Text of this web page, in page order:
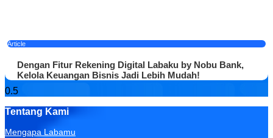
Article
Dengan Fitur Rekening Digital Labaku by Nobu Bank,
Kelola Keuangan Bisnis Jadi Lebih Mudah!
Tentang Kami
Mengapa Labamu